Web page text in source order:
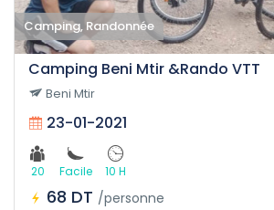
Camping, Randonnée
Camping Beni Mtir &Rando VTT
Beni Mtir
23-01-2021
20 Facile 10 H
68 DT /personne